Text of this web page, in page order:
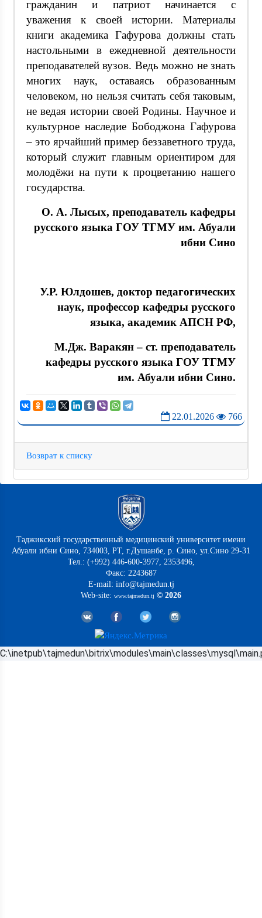
гражданин и патриот начинается с
уважения к своей истории. Материалы
книги академика Гафурова должны стать
настольными в ежедневной деятельности
преподавателей вузов. Ведь можно не знать
многих наук, оставаясь образованным
человеком, но нельзя считать себя таковым,
не ведая истории своей Родины. Научное и
культурное наследие Бободжона Гафурова
– это ярчайший пример беззаветного труда,
который служит главным ориентиром для
молодёжи на пути к процветанию нашего
государства.
О. А. Лысых, преподаватель кафедры
русского языка ГОУ ТГМУ им. Абуали
ибни Сино
У.Р. Юлдошев, доктор педагогических
наук, профессор кафедры русского
языка, академик АПСН РФ,
М.Дж. Варакян – ст. преподаватель
кафедры русского языка ГОУ ТГМУ
им. Абуали ибни Сино.
22.01.2026 766
Возврат к списку
Таджикский государственный медицинский университет имени
Абуали ибни Сино, 734003, РТ, г.Душанбе, р. Сино, ул.Сино 29-31
Тел.: (+992) 446-600-3977, 2353496,
Факс: 2243687
E-mail: info@tajmedun.tj
Web-site: www.tajmedun.tj © 2026